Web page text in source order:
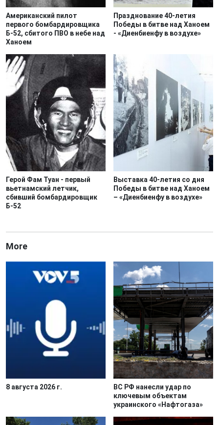
Американский пилот
первого бомбардировщика
Б-52, сбитого ПВО в небе над
Ханоем
Празднование 40-летия
Победы в битве над Ханоем
- «Диенбиенфу в воздухе»
Герой Фам Туан - первый
вьетнамский летчик,
сбивший бомбардировщик
Б-52
Выставка 40-летия со дня
Победы в битве над Ханоем
– «Диенбиенфу в воздухе»
More
8 августа 2026 г.
ВС РФ нанесли удар по
ключевым объектам
украинского «Нафтогаза»